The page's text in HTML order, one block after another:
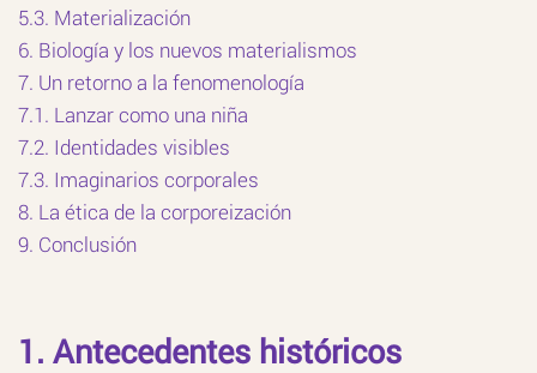
5.3. Materialización
6. Biología y los nuevos materialismos
7. Un retorno a la fenomenología
7.1. Lanzar como una niña
7.2. Identidades visibles
7.3. Imaginarios corporales
8. La ética de la corporeización
9. Conclusión
1. Antecedentes históricos